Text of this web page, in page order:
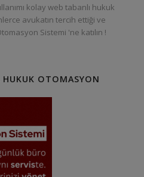
kolay web tabanlı hukuk
avukatın tercih ettiği ve
Sistemi 'ne katılın !
HUKUK OTOMASYON